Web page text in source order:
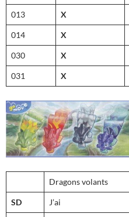
013 X
014 X
030 X
031 X
Dragons volants
SD J’ai